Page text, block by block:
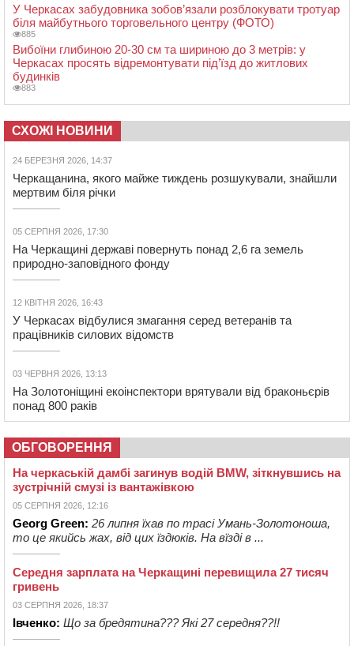
У Черкасах забудовника зобов’язали розблокувати тротуар
біля майбутнього торговельного центру (ФОТО)
885
Вибоїни глибиною 20-30 см та шириною до 3 метрів: у
Черкасах просять відремонтувати під’їзд до житлових
будинків
883
СХОЖІ НОВИНИ
24 БЕРЕЗНЯ 2026, 14:37
Черкащанина, якого майже тиждень розшукували, знайшли
мертвим біля річки
05 СЕРПНЯ 2026, 17:30
На Черкащині державі повернуть понад 2,6 га земель
природно-заповідного фонду
12 КВІТНЯ 2026, 16:43
У Черкасах відбулися змагання серед ветеранів та
працівників силових відомств
03 ЧЕРВНЯ 2026, 13:13
На Золотоніщині екоінспектори врятували від браконьєрів
понад 800 раків
ОБГОВОРЕННЯ
На черкаській дамбі загинув водій BMW, зіткнувшись на
зустрічній смузі із вантажівкою
05 СЕРПНЯ 2026, 12:16
Georg Green: 26 липня їхав по трасі Умань-Золотоноша,
то це якийсь жах, від цих їздюків. На вїзді в ...
Середня зарплата на Черкащині перевищила 27 тисяч
гривень
03 СЕРПНЯ 2026, 18:37
Івченко: Що за бредятина??? Які 27 середня??!!